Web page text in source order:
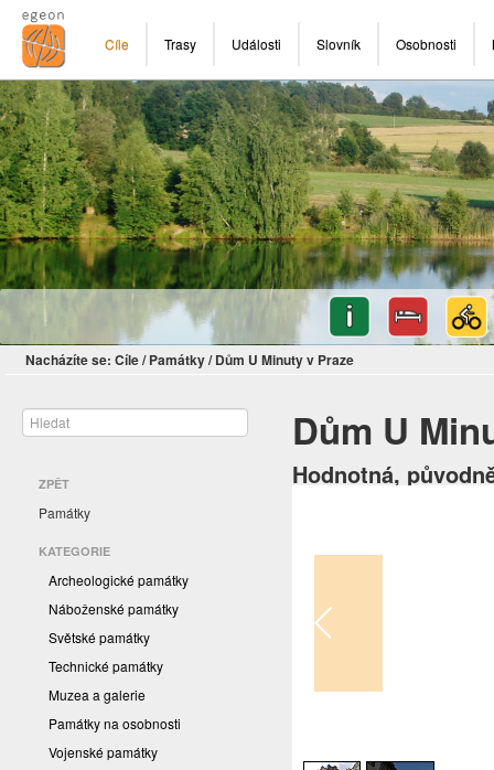
Cíle Trasy Události Slovník Osobnosti
Nacházíte se: Cíle/ Památky/ Dům U Minuty v Praze
ZPĚT
Památky
KATEGORIE
Archeologické památky
Náboženské památky
Světské památky
Technické památky
Muzea a galerie
Památky na osobnosti
Vojenské památky
Dům U
Hodnotná,